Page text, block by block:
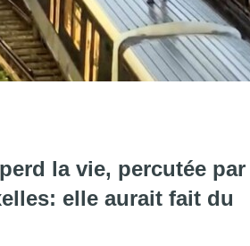
l'article "Des jeunes se filment
la vie, percutée par
elle aurait fait du